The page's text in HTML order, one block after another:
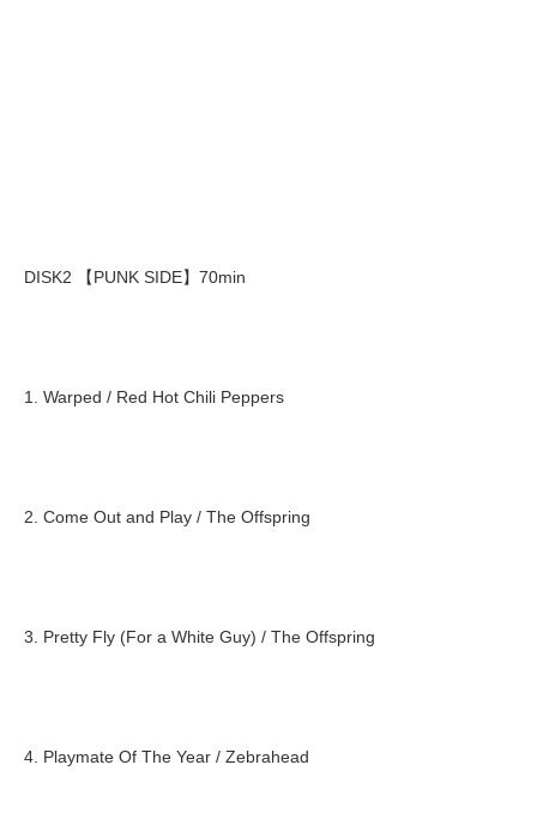
DISK2 【PUNK SIDE】70min
1. Warped / Red Hot Chili Peppers
2. Come Out and Play / The Offspring
3. Pretty Fly (For a White Guy) / The Offspring
4. Playmate Of The Year / Zebrahead